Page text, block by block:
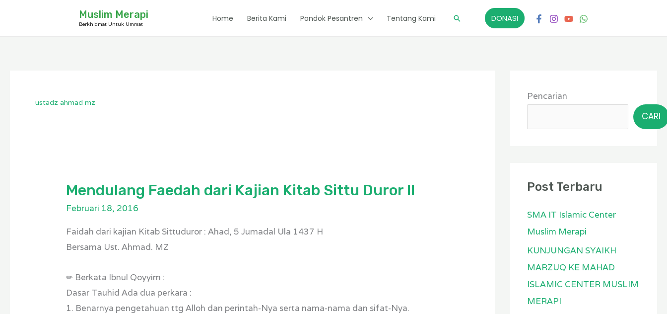
Muslim Merapi
Berkhidmat Untuk Ummat
Home Berita Kami Pondok Pesantren Tentang Kami Cari DONASI
ustadz ahmad mz
Mendulang Faedah dari Kajian Kitab Sittu Duror II
Februari 18, 2016
Faidah dari kajian Kitab Sittuduror : Ahad, 5 Jumadal Ula 1437 H
Bersama Ust. Ahmad. MZ
✏ Berkata Ibnul Qoyyim :
Dasar Tauhid Ada dua perkara :
1. Benarnya pengetahuan ttg Alloh dan perintah-Nya serta nama-nama dan sifat-Nya.
Mendulang
Faedah
Kajian
Kitab
Duror
II
Pencarian
CARI
Post Terbaru
SMA IT Islamic Center
Muslim Merapi
KUNJUNGAN SYAIKH
MARZUQ KE MAHAD
ISLAMIC CENTER MUSLIM
MERAPI
a
e
r
r
i